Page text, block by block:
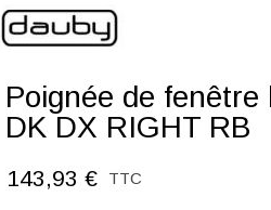
Poignée de
DK DX RIGHT RB
143,93 € TTC